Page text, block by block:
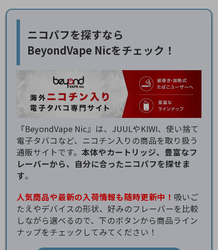
ニコパフを探すなら
BeyondVape Nicをチェック！
『BeyondVape Nic』は、JUULやKIWI、使い捨て
電子タバコなど、ニコチン入りの商品を取り扱う
通販サイトです。 本体やカートリッジ、豊富なフ
レーバーから、自分に合ったニコパフを探せま
す。
人気商品や最新の入荷情報も随時更新中！ 吸いご
たえやデバイスの形状、好みのフレーバーを比較
しながら選べるので、下のボタンから商品ライン
ナップをチェックしてみてください！